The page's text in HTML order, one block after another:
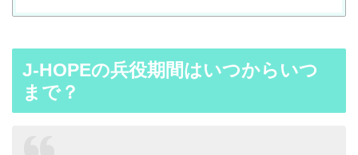
J-HOPEの兵役期間はいつからいつ
まで？